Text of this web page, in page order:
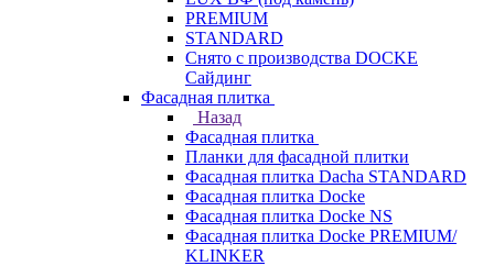
PREMIUM
STANDARD
Снято с производства DOCKE
Сайдинг
Фасадная плитка
Назад
Фасадная плитка
Планки для фасадной плитки
Фасадная плитка Dacha STANDARD
Фасадная плитка Docke
Фасадная плитка Docke NS
Фасадная плитка Docke PREMIUM/
KLINKER